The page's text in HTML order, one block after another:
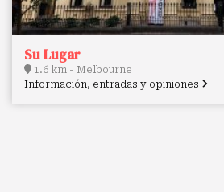
Su Lugar
1.6 km - Melbourne
Información, entradas y opiniones